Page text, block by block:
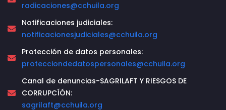
radicaciones@cchuila.org
Notificaciones judiciales:
notificacionesjudiciales@cchuila.org
Protección de datos personales:
protecciondedatospersonales@cchuila.org
Canal de denuncias-SAGRILAFT Y RIESGOS DE
CORRUPCÍÓN:
sagrilaft@cchuila.org